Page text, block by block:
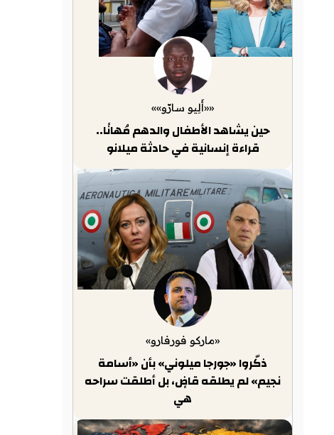
««أَلِيو سارّو»»
حين يشاهد الأطفال والدهم مُهانًا..
قراءة إنسانية في حادثة ميلانو
«ماركو فورفارو»
ذكّروا «جورجا ميلوني» بأن «أسامة
نجيم» لم يطلقه قاضٍ، بل أطلقت سراحه
هي